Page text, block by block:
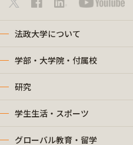
法政大学について
学部・大学院・付属校
研究
学生生活・スポーツ
グローバル教育・留学